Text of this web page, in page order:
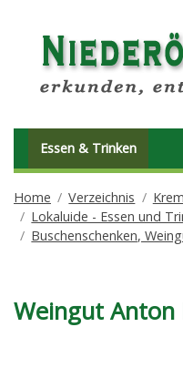
Essen & Trinken
Home Verzeichnis
Lokaluide - Essen und
Buschenschenken,
Weingut Anton